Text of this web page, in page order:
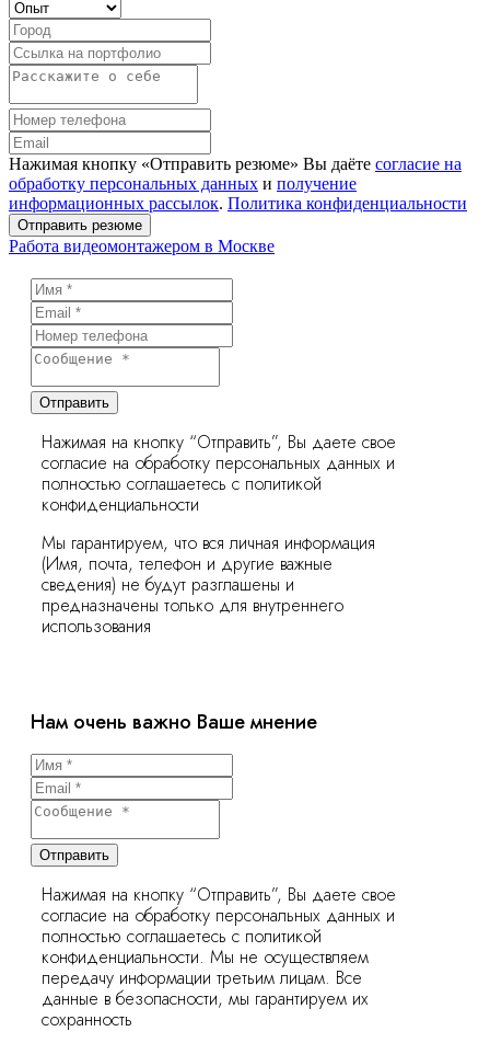
Нажимая кнопку «Отправить резюме» Вы даёте согласие на
обработку персональных данных и получение
информационных рассылок. Политика конфиденциальности
Отправить резюме
Работа видеомонтажером в Москве
Отправить
Нажимая на кнопку “Отправить”, Вы даете свое
согласие на обработку персональных данных и
полностью соглашаетесь с политикой
конфиденциальности
Мы гарантируем, что вся личная информация
(Имя, почта, телефон и другие важные
сведения) не будут разглашены и
предназначены только для внутреннего
использования
Нам очень важно Ваше мнение
Отправить
Нажимая на кнопку “Отправить”, Вы даете свое
согласие на обработку персональных данных и
полностью соглашаетесь с политикой
конфиденциальности. Мы не осуществляем
передачу информации третьим лицам. Все
данные в безопасности, мы гарантируем их
сохранность